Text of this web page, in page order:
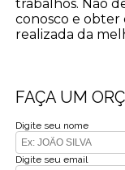
trabalhos. Não
conosco e obter
realizada da
FAÇA UM
Digite seu nome
Digite seu email